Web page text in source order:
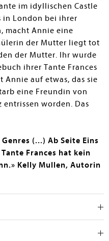
im idyllischen Castle
in London bei ihrer
macht Annie eine
der Mutter liegt tot
der Mutter. Ihr wurde
ihrer Tante Frances
Annie auf etwas, das sie
eine Freundin von
entrissen worden. Das
(...) Ab Seite Eins
Frances hat kein
Kelly Mullen, Autorin